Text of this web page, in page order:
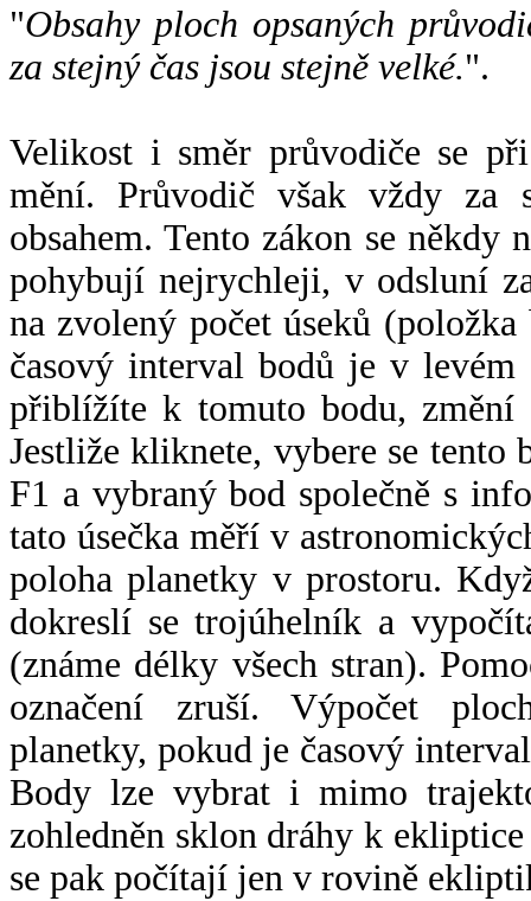
"Obsahy ploch opsaných
za stejný čas jsou stejně velké.".
Velikost i směr průvodiče se
mění. Průvodič však vždy za
obsahem. Tento zákon se někdy
pohybují nejrychleji, v odsluní
na zvolený počet úseků
časový interval bodů je v
přiblížíte k tomuto bodu,
Jestliže kliknete, vybere se tento
F1 a vybraný bod společně s
tato úsečka měří v
poloha planetky v prostoru.
dokreslí se trojúhelník a
(známe délky všech stran).
označení zruší. Výpočet
planetky, pokud je časový
Body lze vybrat i mimo
zohledněn sklon dráhy k
se pak počítají jen v rovině